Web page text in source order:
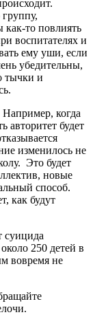
как-то повлиять
воспитателях и
ему уши, если
убедительны,
тычки и
Например, когда
авторитет будет
изменилось не
Это будет
новые
способ.
как будут
суицида
250 детей в
вовремя не